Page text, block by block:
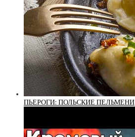
ПЬЕРОГИ: ПОЛЬСКИЕ ПЕЛЬМЕНИ